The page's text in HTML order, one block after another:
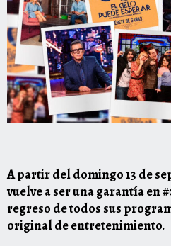
A partir del domingo 13 de
vuelve a ser una garantía en
regreso de todos sus
original de entretenimiento.